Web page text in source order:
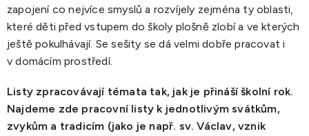
zapojení co nejvíce smyslů a rozvíjely zejména ty oblasti,
které děti před vstupem do školy plošně zlobí a ve kterých
ještě pokulhávají. Se sešity se dá velmi dobře pracovat i
v domácím prostředí.
Listy zpracovávají témata tak, jak je přináší školní rok.
Najdeme zde pracovní listy k jednotlivým svátkům,
zvykům a tradicím (jako je např. sv. Václav, vznik